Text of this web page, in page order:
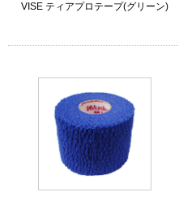
VISE ティアプロテープ(グリーン)